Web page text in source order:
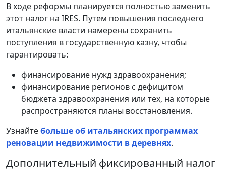
В ходе реформы планируется полностью заменить
этот налог на IRES. Путем повышения последнего
итальянские власти намерены сохранить
поступления в государственную казну, чтобы
гарантировать:
финансирование нужд здравоохранения;
финансирование регионов с дефицитом
бюджета здравоохранения или тех, на которые
распространяются планы восстановления.
Узнайтебольше об итальянских программах
реновации недвижимости в деревнях.
Дополнительный фиксированный налог